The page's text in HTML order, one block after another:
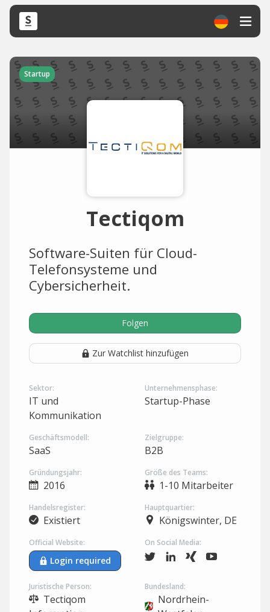
Startup
Tectiqom
Software-Suiten für Cloud-
Telefonsysteme und
Cybersicherheit.
Folgen
Zur Watchlist hinzufügen
Sektor:
IT und
Kommunikation
Unternehmensphase:
Startup-Phase
Geschäftsmodell:
SaaS
Zielgruppe:
B2B
Gründungsjahr:
2016
Größe des Teams:
1-10 Mitarbeiter
Handelsregister:
Existiert
Hauptquartier:
Königswinter, DE
Official Website:
Login required
On Social Media:
Juristische Person:
Tectiqom
Bundesland:
Nordrhein-